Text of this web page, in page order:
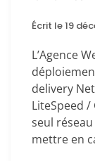
Écrit le19
L’Agence
delivery
LiteSpeed
seul
mettre en